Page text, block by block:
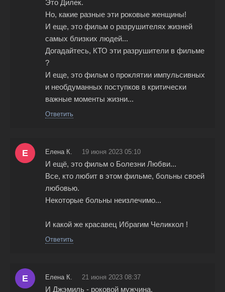
Это Дилек.
Но, какие разные эти роковые женщины!
И еще, это фильм о разрушителях жизней
самых близких людей...
Догадайтесь, КТО эти разрушители в фильме
?
И еще, это фильм о проклятии импульсивных
и необдуманных поступков в критически
важные моменты жизни...
Ответить
Е Елена К. 19 июня 2023 05:10
И ещё, это фильм о Болезни Любви...
Все, кто любит в этом фильме, больны своей
любовью.
Некоторые больны неизлечимо...
И какой же красавец Ибрагим Челиккол !
Ответить
Е Елена К. 21 июня 2023 08:37
И Джэмиль - роковой мужчина.